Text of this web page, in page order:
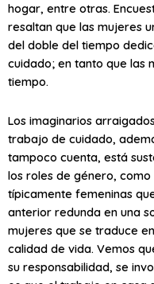
hogar, entre otras.
resaltan que las mujeres
del doble del tiempo
cuidado; en tanto que las
tiempo.
Los imaginarios
trabajo de cuidado,
tampoco cuenta, está
los roles de género,
típicamente femeninas
anterior redunda en una
mujeres que se traduce
calidad de vida. Vemos
su responsabilidad, se